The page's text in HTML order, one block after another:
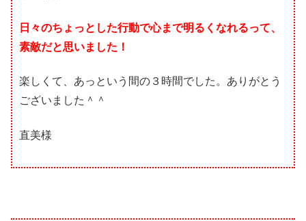
日々のちょっとした行動で心まで明るくなれるって、
素敵だと思いました！
楽しくて、あっという間の３時間でした。ありがとう
ございました＾＾
直美様